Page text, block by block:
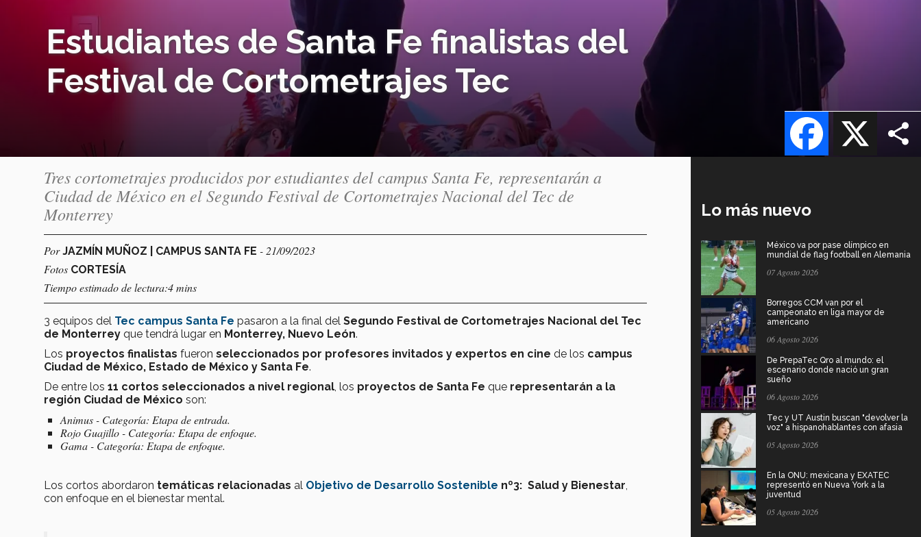
Estudiantes de Santa Fe finalistas del
Festival de Cortometrajes Tec
X
Facebook
Tres cortometrajes producidos por estudiantes del campus Santa Fe, representarán a
Ciudad de México en el Segundo Festival de Cortometrajes Nacional del Tec de
Monterrey
PorJAZMÍN MUÑOZ | CAMPUS SANTA FE - 21/09/2023
Fotos CORTESÍA
Tiempo estimado de lectura:4 mins
3 equipos del Tec campus Santa Fe pasaron a la final del Segundo Festival de Cortometrajes Nacional del Tec
de Monterrey que tendrá lugar en Monterrey, Nuevo León.
Los proyectos finalistas fueron seleccionados por profesores invitados y expertos en cine de los campus
Ciudad de México, Estado de México y Santa Fe.
De entre los 11 cortos seleccionados a nivel regional , los proyectos de Santa Fe que representarán a la
región Ciudad de México son:
Animus - Categoría: Etapa de entrada.
Rojo Guajillo - Categoría: Etapa de enfoque.
Gama - Categoría: Etapa de enfoque.
Los cortos abordaron temáticas relacionadas al Objetivo de Desarrollo Sostenible nº3: Salud y Bienestar
con enfoque en el bienestar mental.
Lo más nuevo
México va por pase olímpico en
mundial de flag football en Alemania
07 Agosto 2026
Borregos CCM van por el
campeonato en liga mayor de
americano
06 Agosto 2026
De PrepaTec Qro al mundo: el
escenario donde nació un gran
sueño
06 Agosto 2026
Tec y UT Austin buscan "devolver la
voz" a hispanohablantes con afasia
05 Agosto 2026
En la ONU: mexicana y EXATEC
representó en Nueva York a la
juventud
05 Agosto 2026